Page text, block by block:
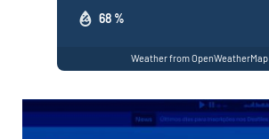
68 %
Weather from OpenWeatherMap